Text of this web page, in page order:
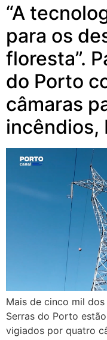
“A
para os
floresta”.
do Porto
câmaras
incêndios,
Mais de cinco mil
Serras do Porto
vigiados por quatro